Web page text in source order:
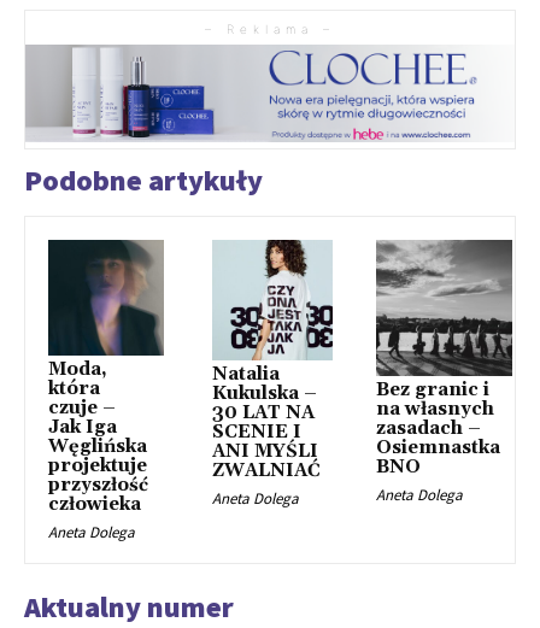
– Reklama –
Podobne artykuły
Moda,
która
czuje –
Jak Iga
Węglińska
projektuje
przyszłość
człowieka
Aneta Dolega
Natalia
Kukulska –
30 LAT NA
SCENIE I
ANI MYŚLI
ZWALNIAĆ
Aneta Dolega
Bez granic i
na własnych
zasadach –
Osiemnastka
BNO
Aneta Dolega
Aktualny numer